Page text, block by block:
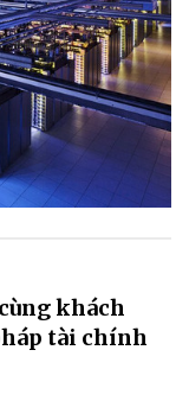
khách
tài chính